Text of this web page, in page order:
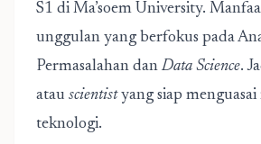
S1 di Ma’soem University.
unggulan yang berfokus pada
Permasalahan dan Data Science.
atau scientistyang siap menguasai
teknologi.